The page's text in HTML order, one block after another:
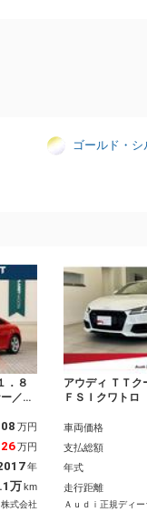
ゴールド・シ
．８
／禁
キー
／キ
ＴＣ
クリ
シフ
／
万円
万円
年
万km
式会社
アウディ ＴＴク
ＦＳＩクワトロ
ッケージ マト
ヘッドライト
ー プライバシ
ルーズコント
クスＬＥＤヘ
ワーシート シ
車両価格
支払総額
年式
走行距離
Ａｕｄｉ正規ディ